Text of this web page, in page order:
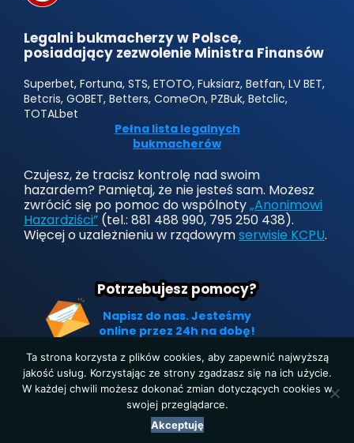
Legalni bukmacherzy w Polsce,
posiadający zezwolenie Ministra Finansów
Superbet, Fortuna, STS, ETOTO, Fuksiarz, Betfan, LV BET,
Betcris, GOBET, Betters, ComeOn, PZBuk, Betclic,
TOTALbet
Pełna lista legalnych
bukmacherów
Czujesz, że tracisz kontrolę nad swoim
hazardem? Pamiętaj, że nie jesteś sam. Możesz
zwrócić się po pomoc do wspólnoty„Anonimowi
Hazardziści” (tel.: 881 488 990, 795 250 438).
Więcej o uzależnieniu w rządowymserwisie KCPU.
Potrzebujesz pomocy?
Napisz do nas. Jesteśmy
online przez 24h na dobę!
Strona główna|Polityka prywatności|O nas| Kontakt
Copyright © 2019-2025. Wszelkie prawa zastrzeżone.
LegalnyBukmacher.pl
Ta strona korzysta z plików cookies, aby zapewnić najwyższą
jakość usług. Korzystając ze strony zgadzasz się na ich użycie.
W każdej chwili możesz dokonać zmian dotyczących cookies w
swojej przeglądarce.
Akceptuję